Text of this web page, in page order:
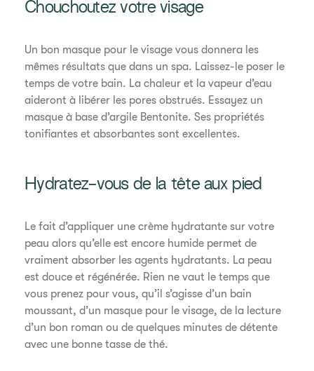
Chouchoutez votre visage
Un bon masque pour le visage vous donnera les
mêmes résultats que dans un spa. Laissez-le poser le
temps de votre bain. La chaleur et la vapeur d’eau
aideront à libérer les pores obstrués. Essayez un
masque à base d’argile Bentonite. Ses propriétés
tonifiantes et absorbantes sont excellentes.
Hydratez-vous de la tête aux pied
Le fait d’appliquer une crème hydratante sur votre
peau alors qu’elle est encore humide permet de
vraiment absorber les agents hydratants. La peau
est douce et régénérée. Rien ne vaut le temps que
vous prenez pour vous, qu’il s’agisse d’un bain
moussant, d’un masque pour le visage, de la lecture
d’un bon roman ou de quelques minutes de détente
avec une bonne tasse de thé.